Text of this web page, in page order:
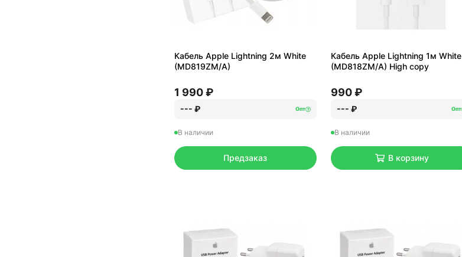
Кабель Apple Lightning 2м White
(MD819ZM/A)
1 990 ₽
--- ₽ Опт
В наличии
Предзаказ
Кабель Apple Lightning 1м White
(MD818ZM/A) High copy
990 ₽
--- ₽ Опт
В наличии
В корзину